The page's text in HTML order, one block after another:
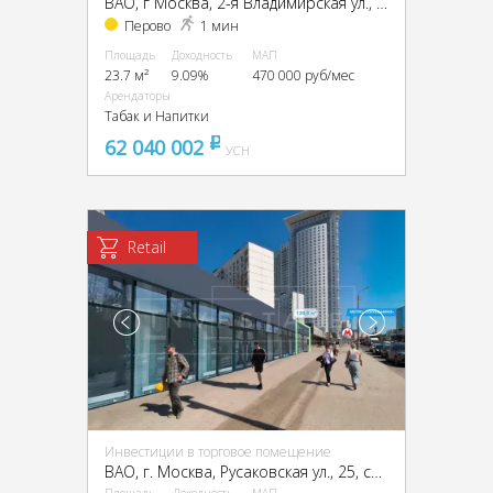
Перово 1 мин
Площадь
23.7 м²
Доходность
9.09%
МАП
470 000 руб/мес
Арендаторы
Табак и Напитки
62 040 002 pуб
УСН
Retail
Инвестиции в торговое помещение
ВАО, г. Москва, Русаковская ул., 25, стр. 1